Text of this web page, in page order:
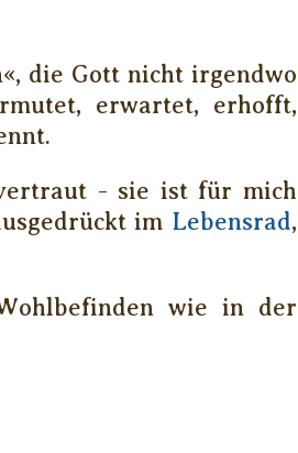
die Gott nicht irgendwo
erwartet, erhofft,
- sie ist für mich
im Lebensrad,
wie in der